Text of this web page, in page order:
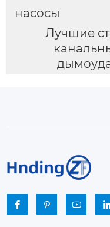
насосы
Лучшие
  